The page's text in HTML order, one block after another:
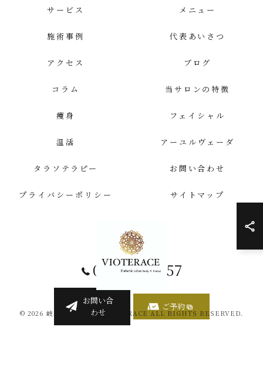
058-259-4557
お問い合
わせ
ご予約
サービス メニュー
施術事例 代表あいさつ
アクセス ブログ
コラム 当サロンの特徴
痩身 フェイシャル
温活 アーユルヴェーダ
タラソテラピー お問い合わせ
プライバシーポリシー サイトマップ
© 2026 岐阜のエステならVIOTERACE ALL RIGHTS RESERVED.